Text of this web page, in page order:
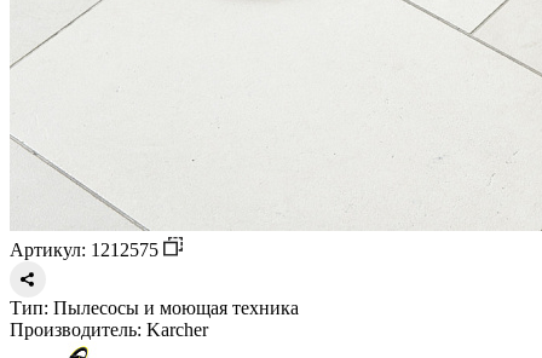
Артикул: 1212575
Тип: Пылесосы и моющая техника
Производитель: Karcher